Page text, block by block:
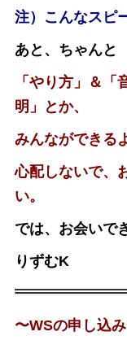
注）こんなスピ
あと、ちゃんと
「やり方」＆
明」とか、
みんなができる
心配しないで、
い。
では、お会いで
りずむK
〜WSの申し込